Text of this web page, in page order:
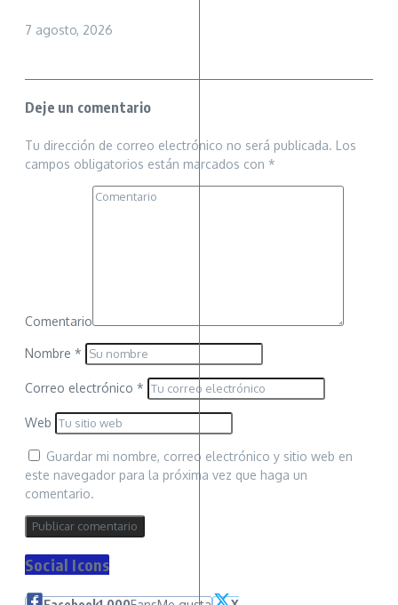
7 agosto, 2026
Deje un comentario
Tu dirección de correo electrónico no será publicada. Los
campos obligatorios están marcados con *
Comentario
Nombre *
Correo electrónico *
Web
Guardar mi nombre, correo electrónico y sitio web en
este navegador para la próxima vez que haga un
comentario.
Social Icons